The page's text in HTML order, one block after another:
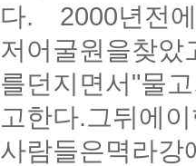
. 2000년전
어굴원을찾
던지면서"물
한다.그뒤에
람들은멱라